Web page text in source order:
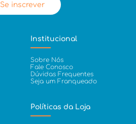
Se inscrever
Institucional
Sobre Nós
Fale Conosco
Dúvidas Frequentes
Seja um Franqueado
Políticas da Loja